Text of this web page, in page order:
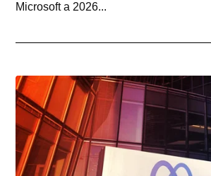
Microsoft a 2026...